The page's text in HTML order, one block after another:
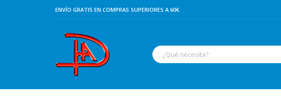
ENVÍO GRATIS EN COMPRAS SUPERIORES A 60€.